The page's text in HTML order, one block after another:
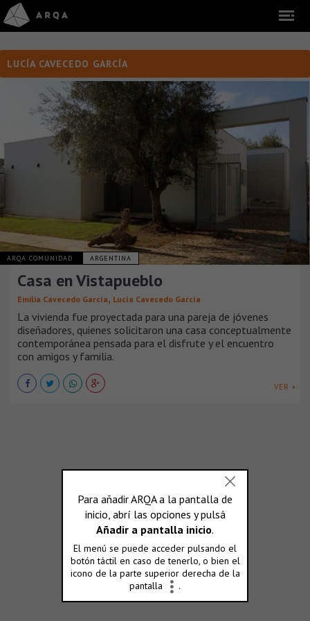
LUCÍA CAVECEDO GARCÍA
ARQA COMUNIDAD ARGENTINA
Casa en Vistapueblo
Emilia Cavecedo García, Lucía Cavecedo García
La vivienda fue proyectada para una pareja de jóvenes
diseñadores, quienes solicitaron una casa conceptualmente
contemporánea pensada para el disfrute y el encuentro
con amigos y familia.
VER +